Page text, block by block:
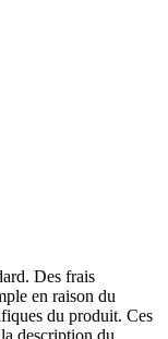
Des frais
en raison du
du produit. Ces
description du